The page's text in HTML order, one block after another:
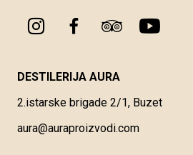
DESTILERIJA AURA
2.istarske brigade 2/1, Buzet
aura@auraproizvodi.com